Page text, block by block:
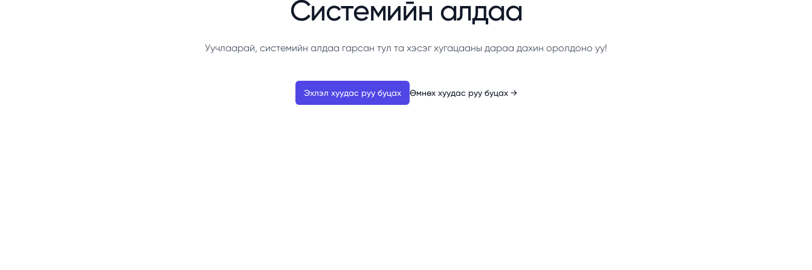
Системийн алдаа
Уучлаарай, системийн алдаа гарсан тул та хэсэг хугацааны дараа дахин оролдоно уу!
Эхлэл хуудас руу буцах Өмнөх хуудас руу буцах →